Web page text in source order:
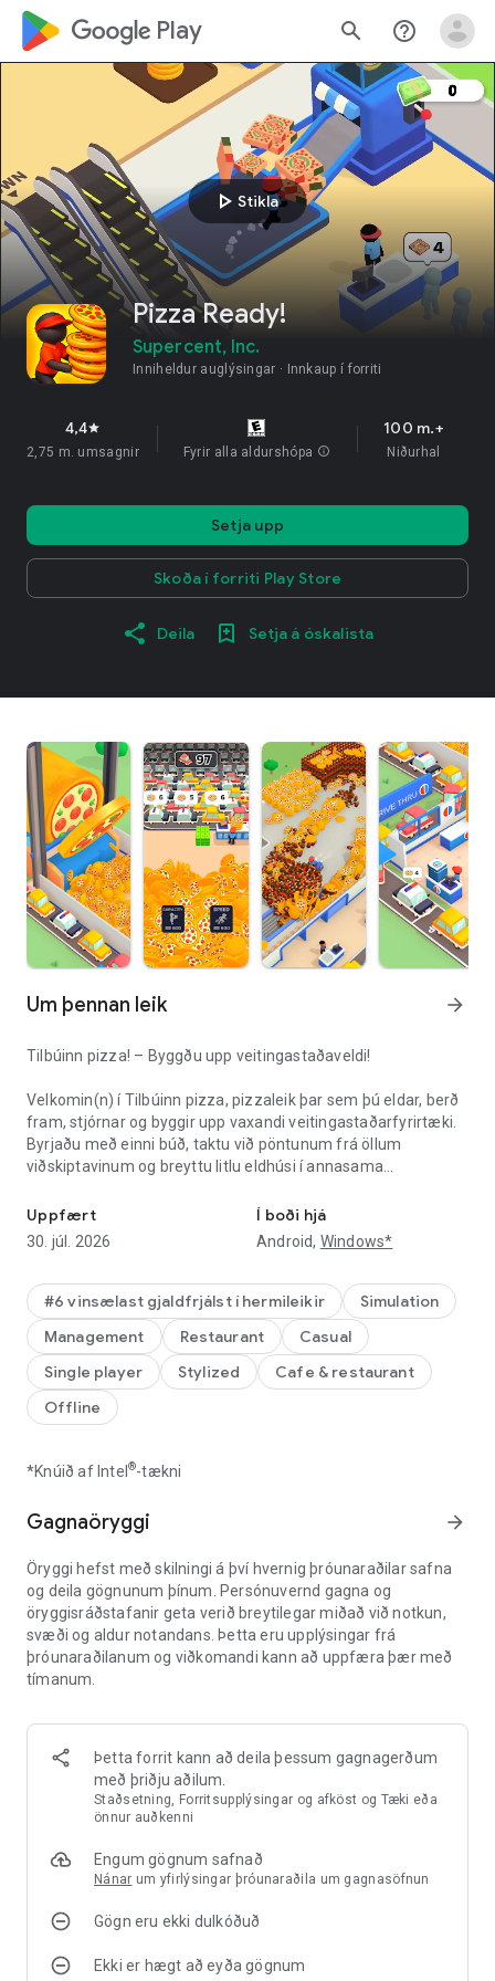
google_logo Play search help_outline
play_arrow Stikla
Pizza Ready!
Supercent, Inc.
Inniheldur auglýsingar Innkaup í forriti
4,4star
2,75 m. umsagnir Fyrir alla aldurshópa info
100 m.+
Niðurhal
Setja upp
Skoða í forriti Play Store
Deila Setja á óskalista
Um þennan leik arrow_forward
Tilbúinn pizza! – Byggðu upp veitingastaðaveldi!
Velkomin(n) í Tilbúinn pizza, pizzaleik þar sem þú eldar, berð
fram, stjórnar og byggir upp vaxandi veitingastaðarfyrirtæki.
Byrjaðu með einni búð, taktu við pöntunum frá öllum
viðskiptavinum og breyttu litlu eldhúsi í annasama
auðkýfingaspil, þá er þessi leikur fyrir þig.
🍕 Eldaðu, berðu fram og stækkaðu
Útbúið ferska pizzu fyrir alla viðskiptavini og haltu
veitingastaðnum gangandi hratt. Taktu við hverri pöntun,
kláraðu hverja pöntun, eldaðu mat í eldhúsinu, bættu við
bragðgóðu áleggi og berðu fram ljúffenga máltíð áður en
röðin verður of löng. Hver pöntun gefur þér peninga, hagnað
og tækifæri til að uppfæra búðina þína.
veitingastaðnum frá borði til eldhúss. Stjórnaðu hverri stöð,
fleiri viðskiptavinum. Því betur sem þú stjórnar fyrirtækinu
👨‍🍳 Uppfærðu eldhús, búnað og starfsfólk
Byggðu sterkara eldhús með betri búnaði, ofnum, tækjum og
stöðvum. Hver uppfærsla hjálpar þér að útbúa fleiri máltíðir,
klára fleiri pantanir og gera veitingastaðinn þinn skilvirkari.
Ráðið kokk og gjaldkera til að halda veitingastaðnum
gangandi. Þjálfið starfsfólkið ykkar, aukið pöntunarhraða og
hjálpið hverjum viðskiptavini hraðar. Frábært starfsfólk, betri
tekna, jafnvel þótt þú sért ekki tengdur.
veitingastaðastjórnun og viðskiptavexti. Safnaðu peningum,
Uppfært
30. júl. 2026
Í boði hjá
Android, Windows*
#6 vinsælast gjaldfrjálst í hermileikir
Simulation
Management
Restaurant
Casual
Single player
Stylized
Cafe & restaurant
Offline
*Knúið af Intel ®-tækni
Gagnaöryggi arrow_forward
Öryggi hefst með skilningi á því hvernig þróunaraðilar safna
og deila gögnunum þínum. Persónuvernd gagna og
öryggisráðstafanir geta verið breytilegar miðað við notkun,
svæði og aldur notandans. Þetta eru upplýsingar frá
þróunaraðilanum og viðkomandi kann að uppfæra þær með
tímanum.
Þetta forrit kann að deila þessum gagnagerðum
með þriðju aðilum.
Staðsetning, Forritsupplýsingar og afköst og Tæki eða
önnur auðkenni
Engum gögnum safnað
Nánar um yfirlýsingar þróunaraðila um gagnasöfnun
Gögn eru ekki dulkóðuð
Ekki er hægt að eyða gögnum